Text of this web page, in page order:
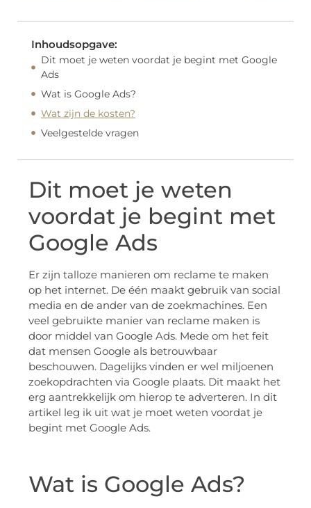
Inhoudsopgave:
Dit moet je weten voordat je begint met Google
Ads
Wat is Google Ads?
Wat zijn de kosten?
Veelgestelde vragen
Dit moet je weten
voordat je begint met
Google Ads
Er zijn talloze manieren om reclame te maken
op het internet. De één maakt gebruik van social
media en de ander van de zoekmachines. Een
veel gebruikte manier van reclame maken is
door middel van Google Ads. Mede om het feit
dat mensen Google als betrouwbaar
beschouwen. Dagelijks vinden er wel miljoenen
zoekopdrachten via Google plaats. Dit maakt het
erg aantrekkelijk om hierop te adverteren. In dit
artikel leg ik uit wat je moet weten voordat je
begint met Google Ads.
Wat is Google Ads?